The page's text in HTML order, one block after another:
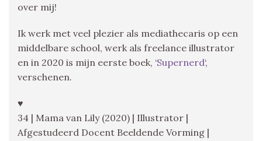
over mij!
Ik werk met veel plezier als mediathecaris op een
middelbare school, werk als freelance illustrator
en in 2020 is mijn eerste boek, ‘Supernerd‘,
verschenen.
♥
34 | Mama van Lily (2020) | Illustrator |
Afgestudeerd Docent Beeldende Vorming |